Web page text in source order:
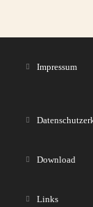
Impressum
Download
Links